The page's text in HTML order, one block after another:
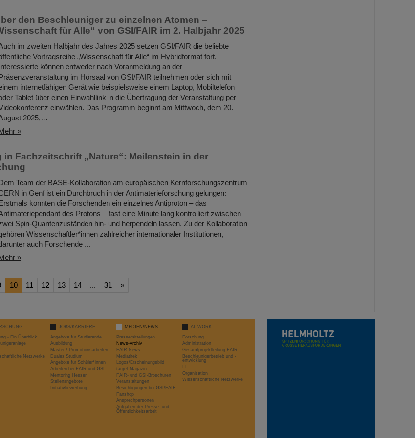
den Beschleuniger zu einzelnen Atomen –
für Alle“ von GSI/FAIR im 2. Halbjahr 2025
im zweiten Halbjahr des Jahres 2025 setzen GSI/FAIR die beliebte
Vortragsreihe „Wissenschaft für Alle“ im Hybridformat fort.
können entweder nach Voranmeldung an der
im Hörsaal von GSI/FAIR teilnehmen oder sich mit
internetfähigen Gerät wie beispielsweise einem Laptop, Mobiltelefon
Tablet über einen Einwahllink in die Übertragung der Veranstaltung per
einwählen. Das Programm beginnt am Mittwoch, dem 20.
2025,…
»
Fachzeitschrift „Nature“: Meilenstein in der
Team der BASE-Kollaboration am europäischen Kernforschungszentrum
in Genf ist ein Durchbruch in der Antimaterieforschung gelungen:
konnten die Forschenden ein einzelnes Antiproton – das
des Protons – fast eine Minute lang kontrolliert zwischen
Spin-Quantenzuständen hin- und herpendeln lassen. Zu der Kollaboration
Wissenschaftler*innen zahlreicher internationaler Institutionen,
auch Forschende ...
»
10 11 12 13 14 ... 31 »
- Ein Überblick
Netzwerke
JOBS/KARRIERE
Angebote für Studierende
Ausbildung
Master / Promotionsarbeiten
Duales Studium
Angebote für Schüler*innen
Arbeiten bei FAIR und GSI
Mentoring Hessen
Stellenangebote
Initiativbewerbung
MEDIEN/NEWS
Pressemitteilungen
News-Archiv
FAIR-News
Mediathek
Logos/Erscheinungsbild
target-Magazin
FAIR- und GSI-Broschüren
Veranstaltungen
Besichtigungen bei GSI/FAIR
Fanshop
Ansprechpersonen
Aufgaben der Presse- und
Öffentlichkeitsarbeit
AT WORK
Forschung
Administration
Gesamtprojektleitung FAIR
Beschleunigerbetrieb und -
entwicklung
IT
Organisation
Wissenschaftliche Netzwerke